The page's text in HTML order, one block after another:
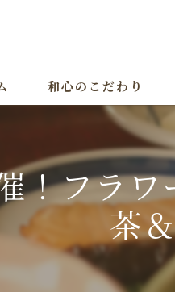
和心のこだわり
！フラ
茶